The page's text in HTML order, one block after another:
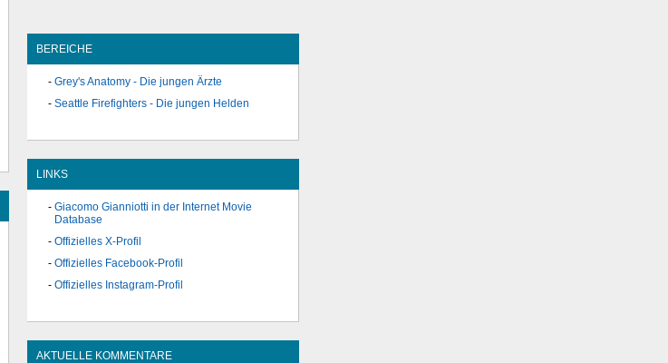
BEREICHE
Grey's Anatomy - Die jungen Ärzte
Seattle Firefighters - Die jungen Helden
LINKS
Giacomo Gianniotti in der Internet Movie
Database
Offizielles X-Profil
Offizielles Facebook-Profil
Offizielles Instagram-Profil
AKTUELLE KOMMENTARE